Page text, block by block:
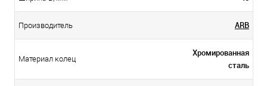
Производитель ARB
Материал колец
Хромированная
сталь